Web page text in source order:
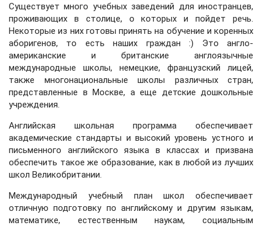
Существует много учебных заведений для иностранцев,
проживающих в столице, о которых и пойдет речь.
Некоторые из них готовы принять на обучение и коренных
аборигенов, то есть наших граждан :) Это англо-
американские и британские англоязычные
международные школы, немецкие, французский лицей,
также многонациональные школы различных стран,
представленные в Москве, а еще детские дошкольные
учреждения.
Английская школьная программа обеспечивает
академические стандарты и высокий уровень устного и
письменного английского языка в классах и призвана
обеспечить такое же образование, как в любой из лучших
школ Великобритании.
Международный учебный план школ обеспечивает
отличную подготовку по английскому и другим языкам,
математике, естественным наукам, социальным